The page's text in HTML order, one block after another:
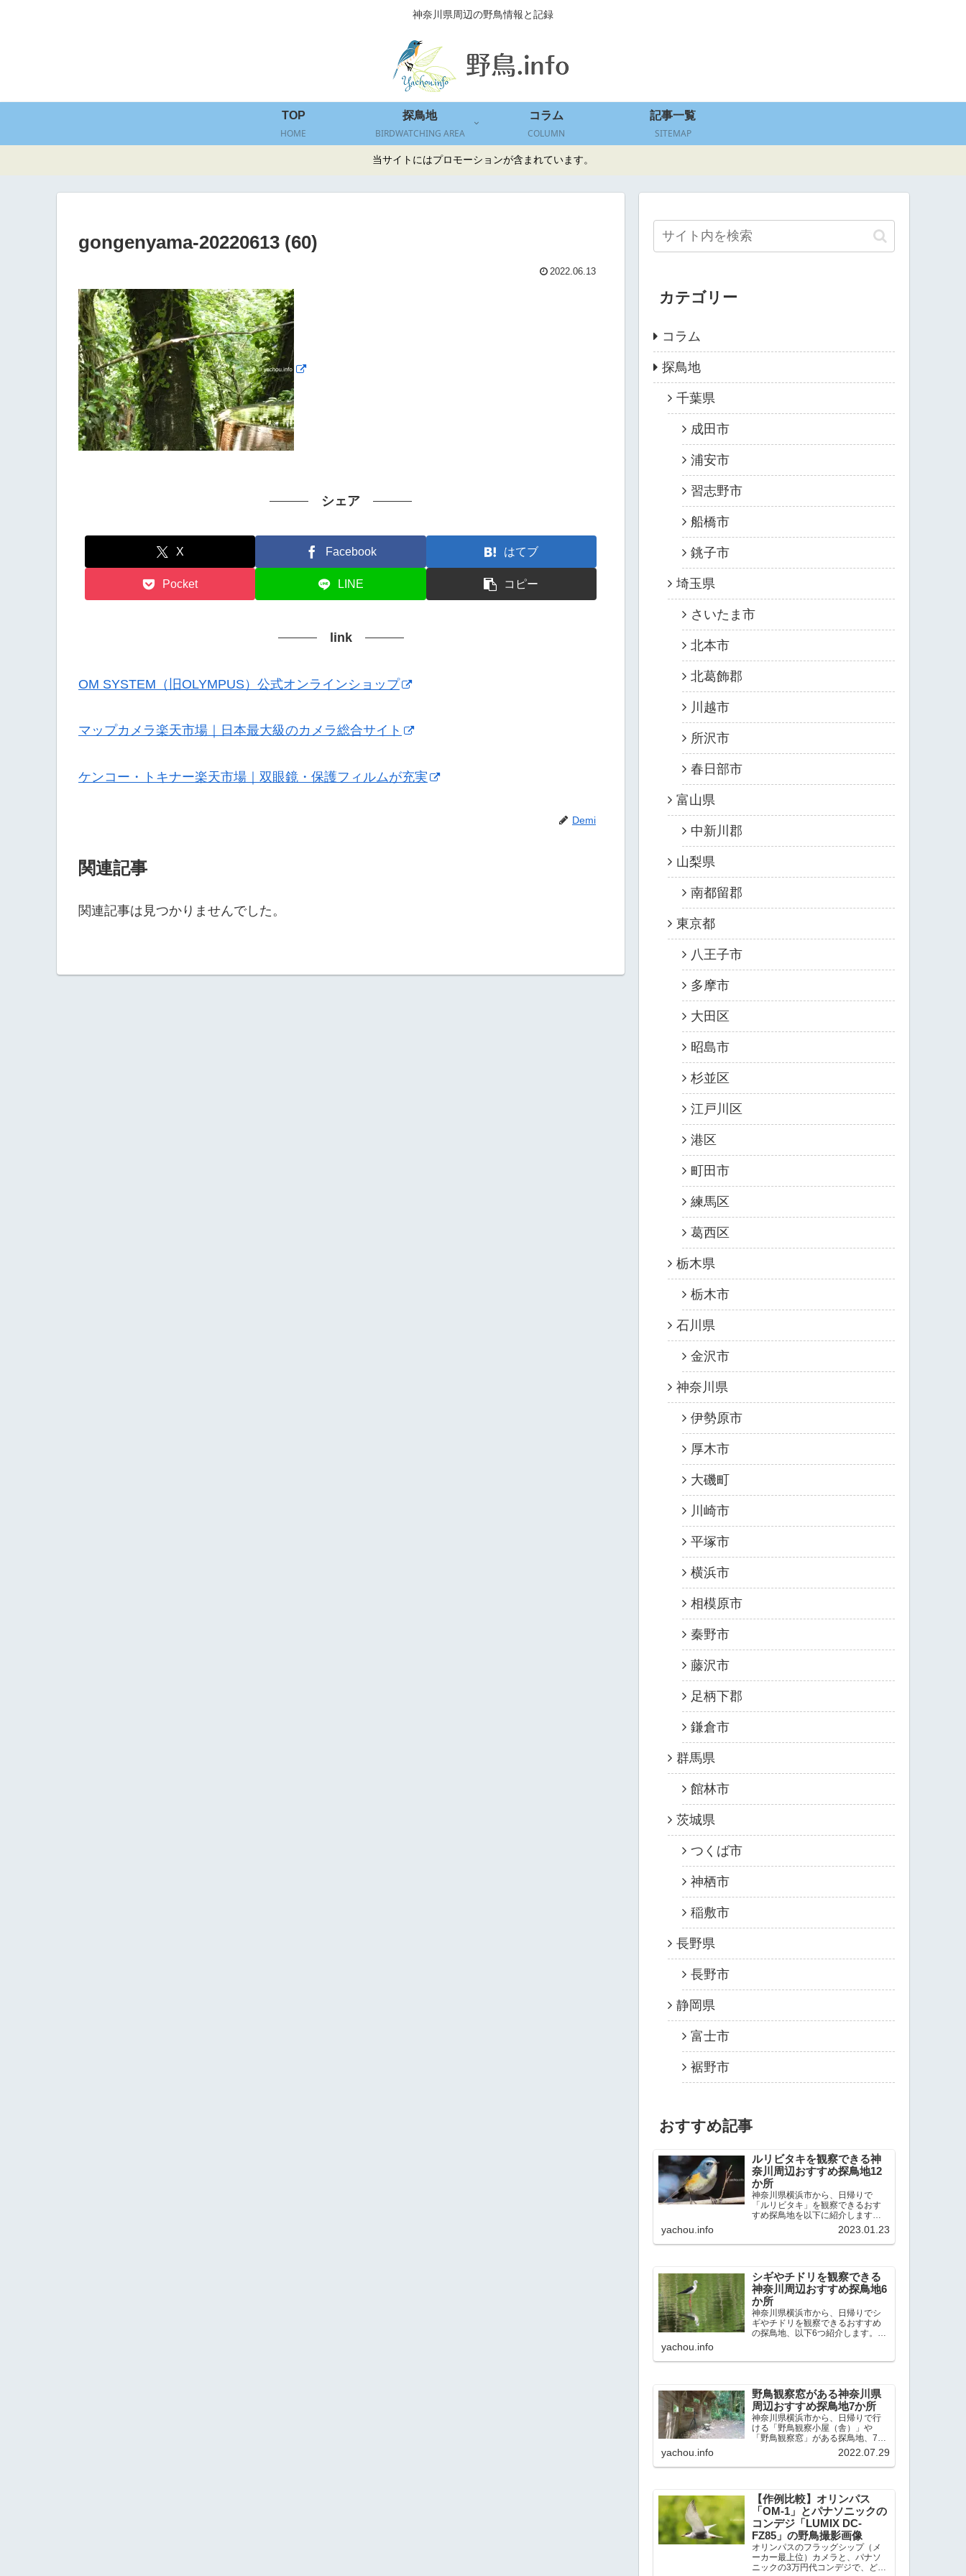
神奈川県周辺の野鳥情報と記録
TOP
HOME
探鳥地
BIRDWATCHING AREA
コラム
COLUMN
記事一覧
SITEMAP
当サイトにはプロモーションが含まれています。
gongenyama-20220613 (60)
2022.06.13
シェア
X Facebook はてブ
Pocket LINE コピー
link
OM SYSTEM（旧OLYMPUS）公式オンラインショップ
マップカメラ楽天市場｜日本最大級のカメラ総合サイト
ケンコー・トキナー楽天市場｜双眼鏡・保護フィルムが充実
Demi
関連記事
関連記事は見つかりませんでした。
カテゴリー
コラム
探鳥地
千葉県
成田市
浦安市
習志野市
船橋市
銚子市
埼玉県
さいたま市
北本市
北葛飾郡
川越市
所沢市
春日部市
富山県
中新川郡
山梨県
南都留郡
東京都
八王子市
多摩市
大田区
昭島市
杉並区
江戸川区
港区
町田市
練馬区
葛西区
栃木県
栃木市
石川県
金沢市
神奈川県
伊勢原市
厚木市
大磯町
川崎市
平塚市
横浜市
相模原市
秦野市
藤沢市
足柄下郡
鎌倉市
群馬県
館林市
茨城県
つくば市
神栖市
稲敷市
長野県
長野市
静岡県
富士市
裾野市
おすすめ記事
ルリビタキを観察できる神
奈川周辺おすすめ探鳥地12
か所
神奈川県横浜市から、日帰りで
「ルリビタキ」を観察できるおす
すめ探鳥地を以下に紹介します。
これまで80か所近くの探鳥地を訪
れ、手応えを感じた場所です。以
下、★ が多いほど観察しやすく、
yachou.info 2023.01.23
シギやチドリを観察できる
神奈川周辺おすすめ探鳥地6
か所
神奈川県横浜市から、日帰りでシ
ギやチドリを観察できるおすすめ
の探鳥地、以下6つ紹介します。こ
感じた探鳥地です。ふなばし三番
yachou.info
野鳥観察窓がある神奈川県
周辺おすすめ探鳥地7か所
神奈川県横浜市から、日帰りで行
ける「野鳥観察小屋（舎）」や
「野鳥観察窓」がある探鳥地、7か
所を紹介します。どこもオススメ
の探鳥地です。実際に訪れてみる
と、野山にいる野鳥、海や湖にい
yachou.info 2022.07.29
【作例比較】オリンパス
「OM-1」とパナソニックの
コンデジ「LUMIX DC-
FZ85」の野鳥撮影画像
オリンパスのフラッグシップ（メ
ーカー最上位）カメラと、パナソ
ニックの3万円代コンデジで、どの